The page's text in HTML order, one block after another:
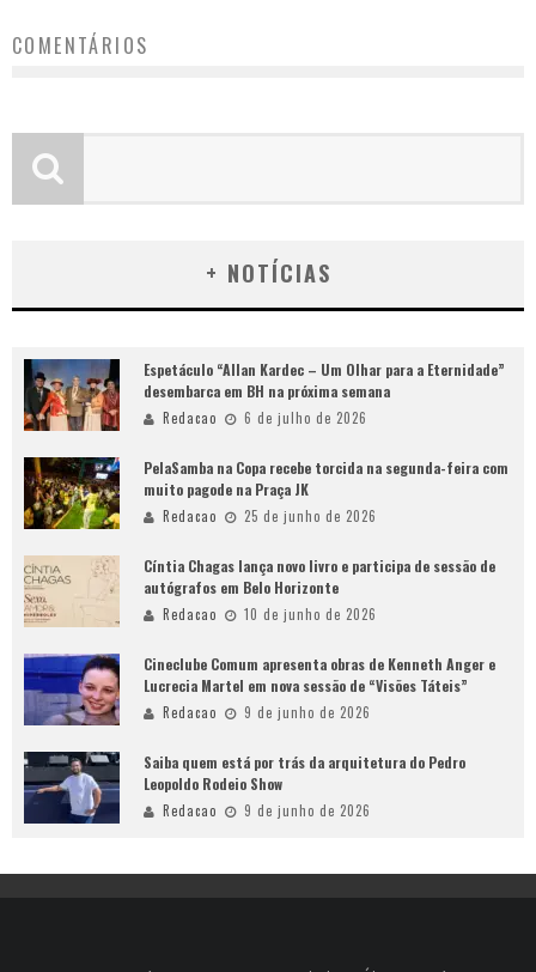
COMENTÁRIOS
+ NOTÍCIAS
Espetáculo “Allan Kardec – Um Olhar para a Eternidade”
desembarca em BH na próxima semana
Redacao 6 de julho de 2026
PelaSamba na Copa recebe torcida na segunda-feira com
muito pagode na Praça JK
Redacao 25 de junho de 2026
Cíntia Chagas lança novo livro e participa de sessão de
autógrafos em Belo Horizonte
Redacao 10 de junho de 2026
Cineclube Comum apresenta obras de Kenneth Anger e
Lucrecia Martel em nova sessão de “Visões Táteis”
Redacao 9 de junho de 2026
Saiba quem está por trás da arquitetura do Pedro
Leopoldo Rodeio Show
Redacao 9 de junho de 2026